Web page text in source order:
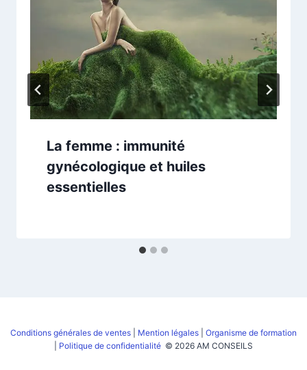
La femme : immunité
gynécologique et huiles
essentielles
Conditions générales de ventes Mention légales
Organisme de formation
Politique de confidentialité © 2026 AM CONSEILS